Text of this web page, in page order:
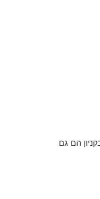
– טלפון 0506368622) – כל הספקים בקניון הם גם